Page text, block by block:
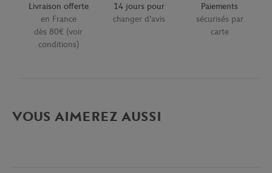
Livraison offerte
en France
dès 80€ (voir
conditions)
14 jours pour
changer d'avis
Paiements
sécurisés par
carte
VOUS AIMEREZ AUSSI